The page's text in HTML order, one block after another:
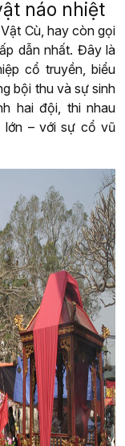
náo nhiệt
Cù, hay còn gọi
dẫn nhất. Đây là
cổ truyền, biểu
bội thu và sự sinh
hai đội, thi nhau
lớn – với sự cổ vũ